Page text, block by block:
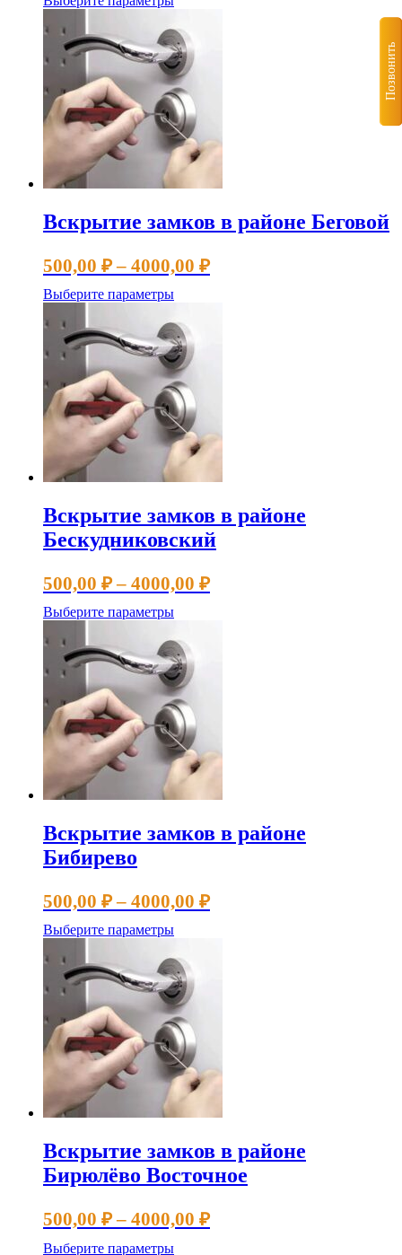
имеет
несколько
вариаций.
Опции
можно
выбрать
на
странице
товара.
Вскрытие замков в районе Беговой
500,00 ₽ – 4000,00 ₽Диапазон
Выберите параметрыЭтот
имеет
несколько
вариаций.
Опции
можно
выбрать
на
странице
товара.
Вскрытие замков в районе
Бескудниковский
500,00 ₽ – 4000,00 ₽Диапазон
Выберите параметрыЭтот
имеет
несколько
вариаций.
Опции
можно
выбрать
на
странице
товара.
Вскрытие замков в районе
Бибирево
500,00 ₽ – 4000,00 ₽Диапазон
Выберите параметрыЭтот
имеет
несколько
вариаций.
Опции
можно
выбрать
на
странице
товара.
Вскрытие замков в районе
Бирюлёво Восточное
500,00 ₽ – 4000,00 ₽Диапазон
Выберите параметрыЭтот
Позвонить